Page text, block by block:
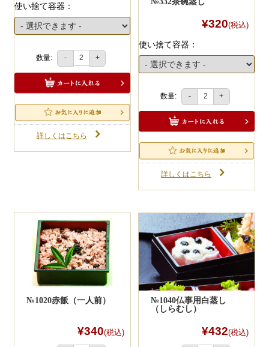
使い捨て容器：
数量: - +
詳しくはこちら
¥320(税込)
使い捨て容器：
数量: - +
詳しくはこちら
№1020赤飯（一人前）
¥340(税込)
№1040仏事用白蒸し
（しらむし）
¥432(税込)